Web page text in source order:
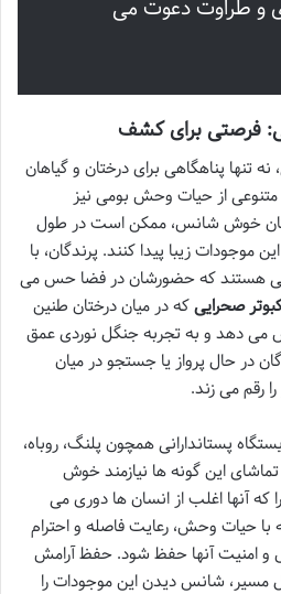
و طراوت دعوت می
فرصتی برای کشف
تنها پناهگاهی برای درختان و گیاهان
از حیات وحش بومی نیز
خوش شانس، ممکن است در طول
موجودات زیبا پیدا کنند. پرندگان، با
هستند که حضورشان در فضا حس می
صحراییکه در میان درختان طنین
می دهد و به تجربه جنگل نوردی عمق
در حال پرواز یا جستجو در میان
رقم می زند.
پستاندارانی همچون پلنگ، روباه،
این گونه ها نیازمند خوش
آنها اغلب از انسان ها دوری می
با حیات وحش، رعایت فاصله و احترام
و امنیت آنها حفظ شود. حفظ آرامش
شانس دیدن این موجودات را